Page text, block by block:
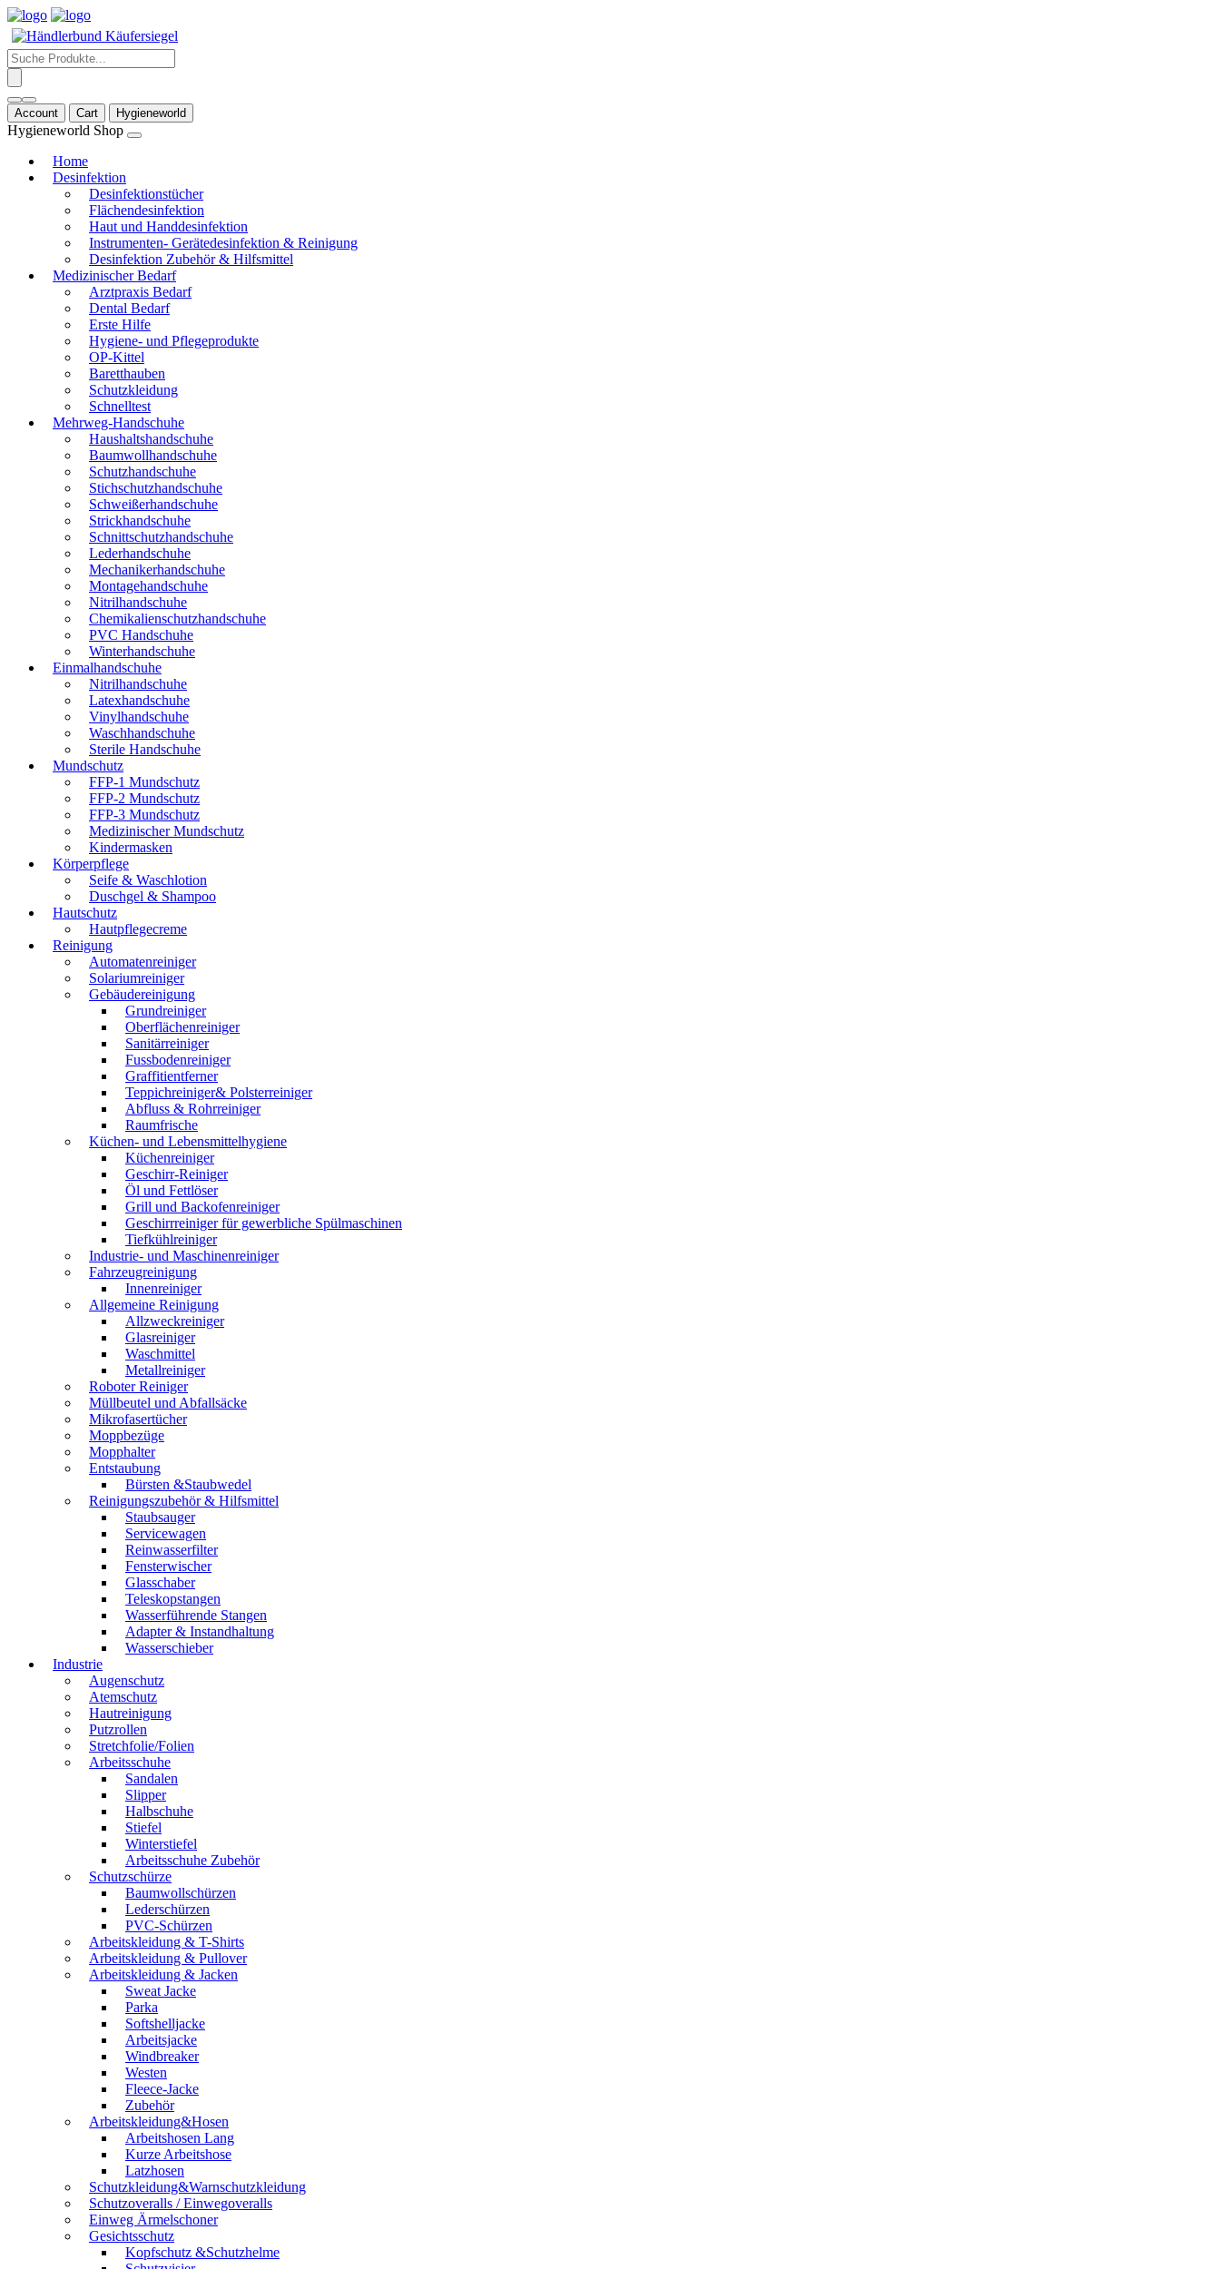
Products
search
Account Cart Hygieneworld
Hygieneworld Shop
Home
Desinfektion
Desinfektionstücher
Flächendesinfektion
Haut und Handdesinfektion
Instrumenten- Gerätedesinfektion & Reinigung
Desinfektion Zubehör & Hilfsmittel
Medizinischer Bedarf
Arztpraxis Bedarf
Dental Bedarf
Erste Hilfe
Hygiene- und Pflegeprodukte
OP-Kittel
Baretthauben
Schutzkleidung
Schnelltest
Mehrweg-Handschuhe
Haushaltshandschuhe
Baumwollhandschuhe
Schutzhandschuhe
Stichschutzhandschuhe
Schweißerhandschuhe
Strickhandschuhe
Schnittschutzhandschuhe
Lederhandschuhe
Mechanikerhandschuhe
Montagehandschuhe
Nitrilhandschuhe
Chemikalienschutzhandschuhe
PVC Handschuhe
Winterhandschuhe
Einmalhandschuhe
Nitrilhandschuhe
Latexhandschuhe
Vinylhandschuhe
Waschhandschuhe
Sterile Handschuhe
Mundschutz
FFP-1 Mundschutz
FFP-2 Mundschutz
FFP-3 Mundschutz
Medizinischer Mundschutz
Kindermasken
Körperpflege
Seife & Waschlotion
Duschgel & Shampoo
Hautschutz
Hautpflegecreme
Reinigung
Automatenreiniger
Solariumreiniger
Gebäudereinigung
Grundreiniger
Oberflächenreiniger
Sanitärreiniger
Fussbodenreiniger
Graffitientferner
Teppichreiniger& Polsterreiniger
Abfluss & Rohrreiniger
Raumfrische
Küchen- und Lebensmittelhygiene
Küchenreiniger
Geschirr-Reiniger
Öl und Fettlöser
Grill und Backofenreiniger
Geschirrreiniger für gewerbliche Spülmaschinen
Tiefkühlreiniger
Industrie- und Maschinenreiniger
Fahrzeugreinigung
Innenreiniger
Allgemeine Reinigung
Allzweckreiniger
Glasreiniger
Waschmittel
Metallreiniger
Roboter Reiniger
Müllbeutel und Abfallsäcke
Mikrofasertücher
Moppbezüge
Mopphalter
Entstaubung
Bürsten &Staubwedel
Reinigungszubehör & Hilfsmittel
Staubsauger
Servicewagen
Reinwasserfilter
Fensterwischer
Glasschaber
Teleskopstangen
Wasserführende Stangen
Adapter & Instandhaltung
Wasserschieber
Industrie
Augenschutz
Atemschutz
Hautreinigung
Putzrollen
Stretchfolie/Folien
Arbeitsschuhe
Sandalen
Slipper
Halbschuhe
Stiefel
Winterstiefel
Arbeitsschuhe Zubehör
Schutzschürze
Baumwollschürzen
Lederschürzen
PVC-Schürzen
Arbeitskleidung & T-Shirts
Arbeitskleidung & Pullover
Arbeitskleidung & Jacken
Sweat Jacke
Parka
Softshelljacke
Arbeitsjacke
Windbreaker
Westen
Fleece-Jacke
Zubehör
Arbeitskleidung&Hosen
Arbeitshosen Lang
Kurze Arbeitshose
Latzhosen
Schutzkleidung&Warnschutzkleidung
Schutzoveralls / Einwegoveralls
Einweg Ärmelschoner
Gesichtsschutz
Kopfschutz &Schutzhelme